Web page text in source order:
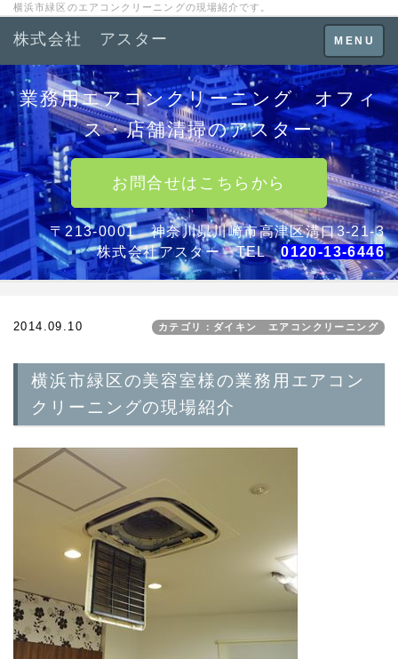
横浜市緑区のエアコンクリーニングの現場紹介です。
Toggle
navigation
MENU
株式会社 アスター
業務用エアコンクリーニング オフィ
ス・店舗清掃のアスター
お問合せはこちらから
〒213-0001 神奈川県川崎市高津区溝口3-21-3
株式会社アスター TEL0120-13-6446
2014.09.10 カテゴリ：ダイキン エアコンクリーニング
横浜市緑区の美容室様の業務用エアコン
クリーニングの現場紹介